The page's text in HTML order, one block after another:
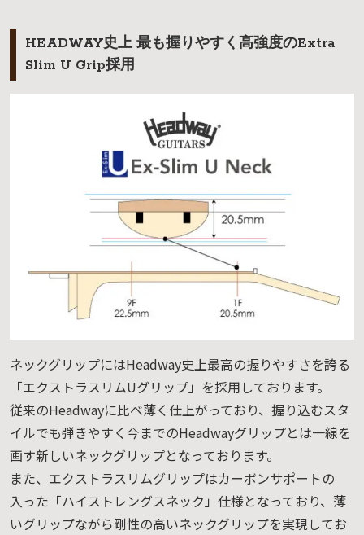
HEADWAY史上 最も握りやすく高強度のExtra
Slim U Grip採用
ネックグリップにはHeadway史上最高の握りやすさを誇る
「エクストラスリムUグリップ」を採用しております。
従来のHeadwayに比べ薄く仕上がっており、握り込むスタ
イルでも弾きやすく今までのHeadwayグリップとは一線を
画す新しいネックグリップとなっております。
また、エクストラスリムグリップはカーボンサポートの
入った「ハイストレングスネック」仕様となっており、薄
いグリップながら剛性の高いネックグリップを実現してお